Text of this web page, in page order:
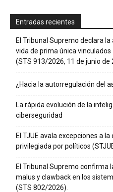
Entradas recientes
El Tribunal Supremo declara
vida de prima única
(STS 913/2026, 11 de junio de
¿Hacia la autorregulación del
La rápida evolución de la
ciberseguridad
El TJUE avala excepciones a
privilegiada por políticos
El Tribunal Supremo confirma
malus y clawback en los
(STS 802/2026).